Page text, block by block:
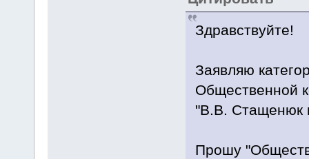
Здравствуйте!
Заявляю
Общественной
"В.В. Стащенюк
Прошу